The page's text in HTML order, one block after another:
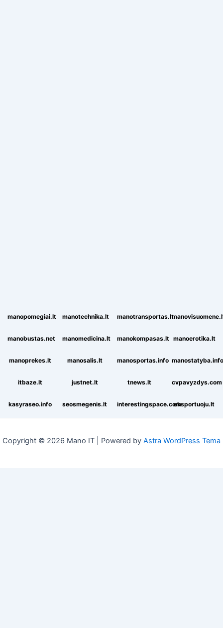
manopomegiai.lt manotechnika.lt manotransportas.lt
manobustas.net manomedicina.lt manokompasas.lt manoerotika.lt
manoprekes.lt manosalis.lt manosportas.info manostatyba.info
itbaze.lt justnet.lt tnews.lt cvpavyzdys.com
kasyraseo.info seosmegenis.lt interestingspace.comeksportuoju.lt
Copyright © 2026 Mano IT | Powered by Astra WordPress Tema